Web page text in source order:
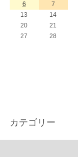
6 7
13 14
20 21
27 28
カテゴリー